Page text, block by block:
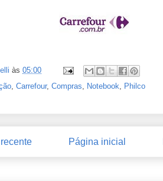
às 05:00
, Carrefour, Compras, Notebook, Philco
Página inicial